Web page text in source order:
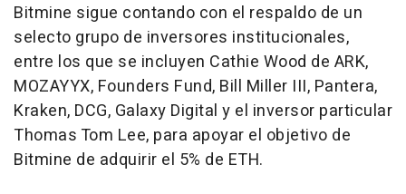
Bitmine sigue contando con el respaldo de un
selecto grupo de inversores institucionales,
entre los que se incluyen Cathie Wood de ARK,
MOZAYYX, Founders Fund, Bill Miller III, Pantera,
Kraken, DCG, Galaxy Digital y el inversor particular
Thomas Tom Lee, para apoyar el objetivo de
Bitmine de adquirir el 5% de ETH.